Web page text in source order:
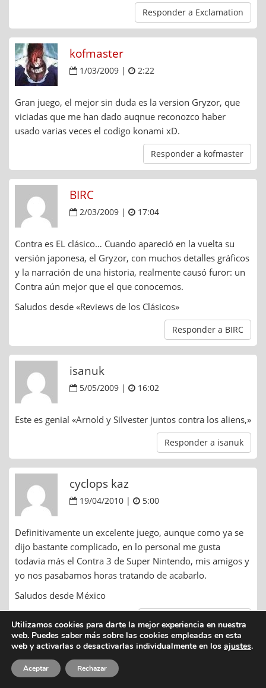
Responder a Exclamation
kofmaster
1/03/2009 | 2:22
Gran juego, el mejor sin duda es la version Gryzor, que
viciadas que me han dado auqnue reconozco haber
usado varias veces el codigo konami xD.
Responder a kofmaster
BIRC
2/03/2009 | 17:04
Contra es EL clásico… Cuando apareció en la vuelta su
versión japonesa, el Gryzor, con muchos detalles gráficos
y la narración de una historia, realmente causó furor: un
Contra aún mejor que el que conocemos.
Saludos desde «Reviews de los Clásicos»
Responder a BIRC
isanuk
5/05/2009 | 16:02
Este es genial «Arnold y Silvester juntos contra los aliens,»
Responder a isanuk
cyclops kaz
19/04/2010 | 5:00
Definitivamente un excelente juego, aunque como ya se
dijo bastante complicado, en lo personal me gusta
todavia más el Contra 3 de Super Nintendo, mis amigos y
yo nos pasabamos horas tratando de acabarlo.
Saludos desde México
Dejar una respuesta
Utilizamos cookies para darte la mejor experiencia en nuestra
web. Puedes saber más sobre las cookies empleadas en esta
web y activarlas o desactivarlas individualmente en los ajustes.
Aceptar Rechazar